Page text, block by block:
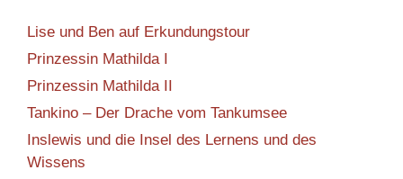
Lise und Ben auf Erkundungstour
Prinzessin Mathilda I
Prinzessin Mathilda II
Tankino – Der Drache vom Tankumsee
Inslewis und die Insel des Lernens und des
Wissens